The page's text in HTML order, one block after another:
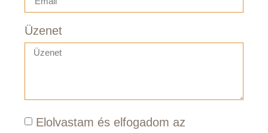
Üzenet
Elolvastam és elfogadom az